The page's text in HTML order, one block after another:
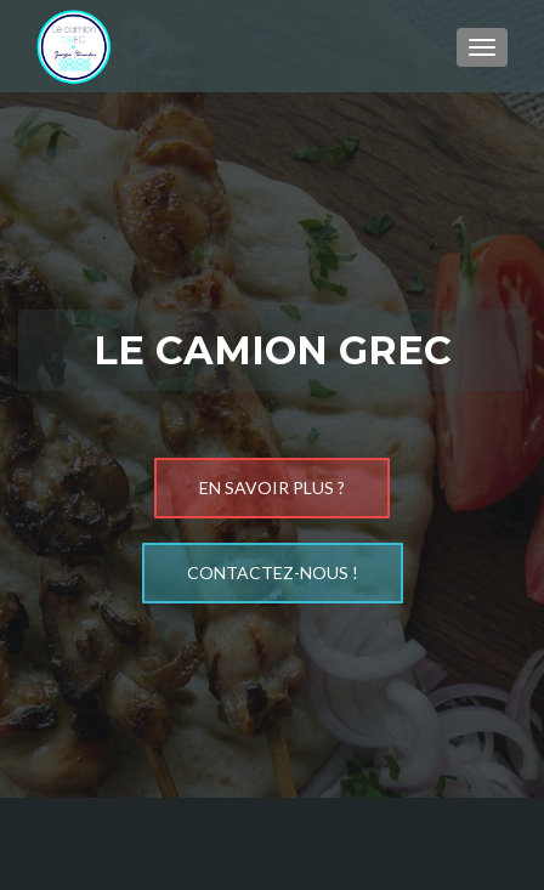
LE CAMION GREC
EN SAVOIR PLUS ?
CONTACTEZ-NOUS !